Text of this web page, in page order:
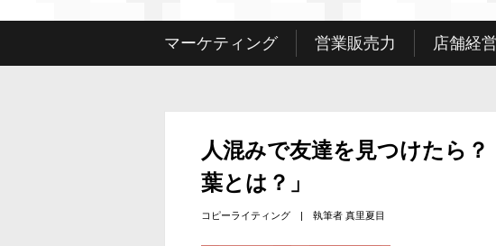
マーケティング 営業販売力 店舗経営
人混みで友達を見つけたら
葉とは？」
コピーライティング | 執筆者 真里夏目